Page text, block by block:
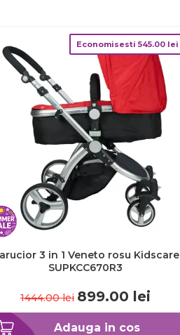
Adauga in cos
Economisesti 545.00 lei
3 in 1 Veneto rosu Kidscare
SUPKCC670R3
1444.00 lei 899.00 lei